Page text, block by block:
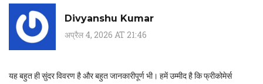
Divyanshu Kumar
अप्रैल 4, 2026 AT 21:46
यह बहुत ही सुंदर विवरण है और बहुत जानकारीपूर्ण भी। हमें उम्मीद है कि फ्रीकोमेर्स